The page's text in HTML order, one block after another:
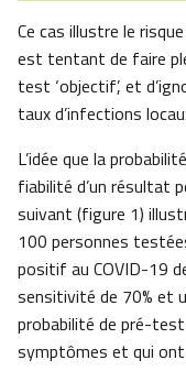
Ce cas illustre le
est tentant de faire
test ‘objectif’, et
taux d’infections
L’idée que la
fiabilité d’un résultat
suivant (figure 1)
100 personnes
positif au COVID-19
sensitivité de 70% et
probabilité de pré-
symptômes et qui